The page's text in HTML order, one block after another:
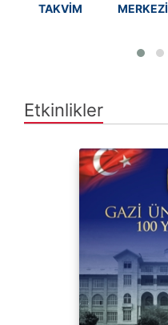
TAKVİM
MERKEZİ
Etkinlikler